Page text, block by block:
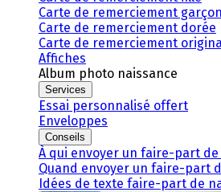
Carte de remerciement garçon
Carte de remerciement dorée
Carte de remerciement
Affiches
Album photo naissance
Services
Essai personnalisé offert
Enveloppes
Conseils
À qui envoyer un faire-part de
Quand envoyer un faire-part
Idées de texte faire-part de